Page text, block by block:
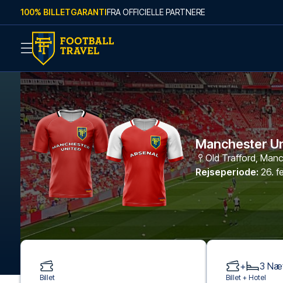
Skip to content
100% BILLETGARANTIFRA OFFICIELLE PARTNERE
Manchester
Old Trafford,
Rejseperiode: 26.
Billet
+ 3
Billet + Hotel